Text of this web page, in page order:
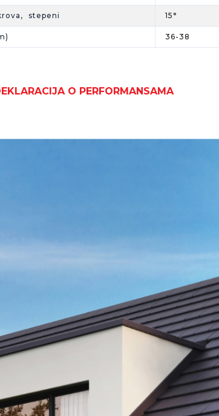
stepeni 15°
36-38
O PERFORMANSAMA